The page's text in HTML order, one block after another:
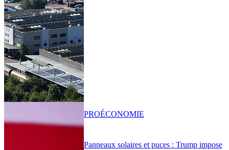
Panneaux solaires et puces : Trump impose
PROÉCONOMIE